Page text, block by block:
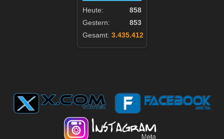
Heute:
858
Gestern:
853
Gesamt: 3.435.412